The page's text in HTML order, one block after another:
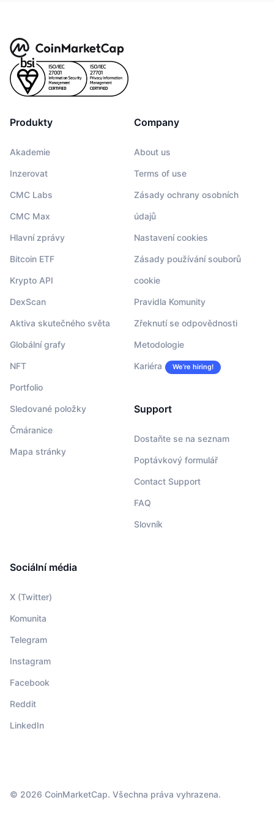
Produkty
Akademie
Inzerovat
CMC Labs
CMC Max
Hlavní zprávy
Bitcoin ETF
Krypto API
DexScan
Aktiva skutečného světa
Globální grafy
NFT
Portfolio
Sledované položky
Čmáranice
Mapa stránky
Company
About us
Terms of use
Zásady ochrany osobních
údajů
Nastavení cookies
Zásady používání souborů
cookie
Pravidla Komunity
Zřeknutí se odpovědnosti
Metodologie
Kariéra We’re hiring!
Support
Dostaňte se na seznam
Poptávkový formulář
Contact Support
FAQ
Slovník
Sociální média
X (Twitter)
Komunita
Telegram
Instagram
Facebook
Reddit
LinkedIn
© 2026 CoinMarketCap. Všechna práva vyhrazena.